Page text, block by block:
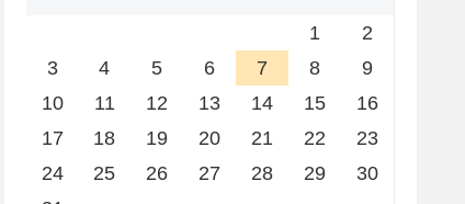
1
2
3
4 5 6 7 8
9
10
11 12 13 14 15
16
17
18 19 20 21 22
23
24
25 26 27 28 29
30